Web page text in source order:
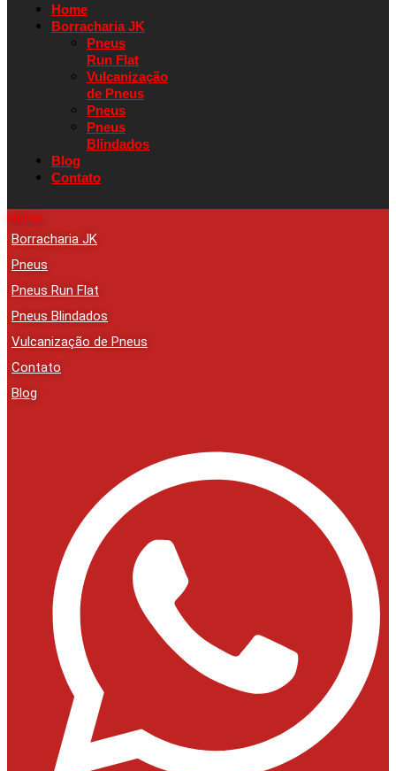
Home
Borracharia JK
Pneus
Run Flat
Vulcanização
de Pneus
Pneus
Pneus
Blindados
Blog
Contato
Home
Borracharia JK
Pneus
Pneus Run Flat
Pneus Blindados
Vulcanização de Pneus
Contato
Blog